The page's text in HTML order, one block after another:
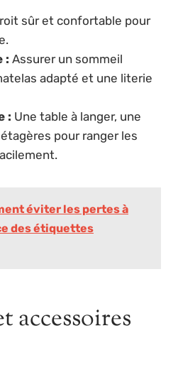
sûr et confortable pour
: Assurer un sommeil
adapté et une literie
: Une table à langer, une
pour ranger les
éviter les pertes à
des étiquettes
accessoires